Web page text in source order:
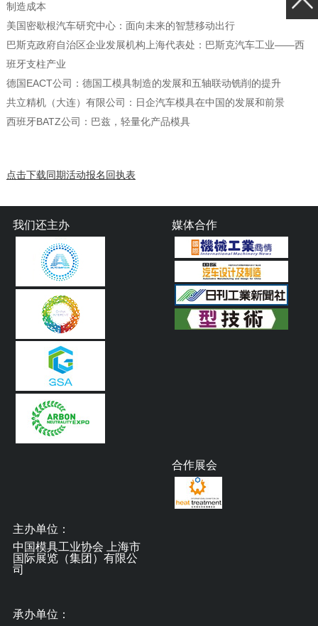
制造成本
美国密歇根汽车研究中心：面向未来的智慧移动出行
巴斯克政府自治区企业发展机构上海代表处：巴斯克汽车工业——西
班牙支柱产业
德国 EACT公司：德国工模具制造的发展和五轴联动铣削的提升
共立精机（大连）有限公司：日企汽车模具在中国的发展和前景
西班牙BATZ公司：巴兹，轻量化产品模具
点击下载同期活动报名回执表
媒体合作
我们还主办
合作展会
主办单位：
中国模具工业协会 上海市
国际展览（集团）有限公
司
承办单位：